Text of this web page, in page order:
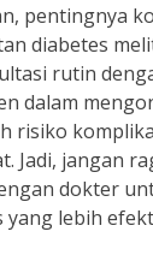
pentingnya
diabetes
rutin
dalam
risiko
Jadi, jangan
dokter
yang lebih